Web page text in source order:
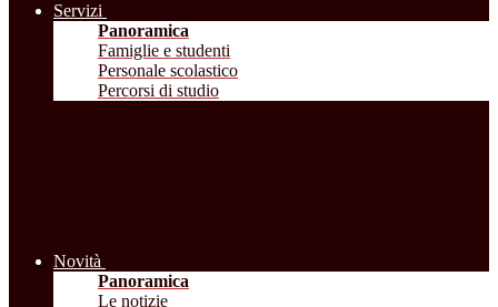
Servizi
Panoramica
Famiglie e studenti
Personale scolastico
Percorsi di studio
Novità
Panoramica
Le notizie